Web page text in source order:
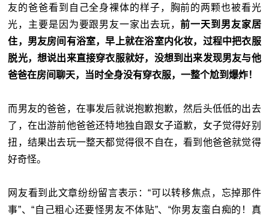
友的爸爸看到自己全身裸体的样子，胸前的两颗也被看光
光，主要是因为要跟男友一家出去玩，前一天到男友家居
住，男友房间有浴室，早上就在浴室内化妆，过程中把衣服
脱光，想说出来直接穿衣服就好，没想到出来发现男友与他
爸爸在房间聊天，当时全身没有穿衣服，一整个尬到爆炸！
而男友的爸爸，在事发后就说抱歉抱歉，然后头低低的出去
了，在出游前他爸爸还特地独自跟女子道歉，女子觉得好别
扭，结果出去玩一整天都觉得很不自在，看到他爸爸就觉得
好奇怪。
网友看到此文章纷纷留言表示：“可以转移焦点，忘掉那件
事”、“自己粗心还要怪男友不体贴”、“你男友蛮白痴的！真